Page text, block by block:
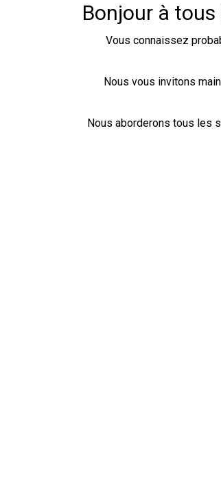
Bonjour à
Vous connaissez
Nous vous invitons
Nous aborderons tous les